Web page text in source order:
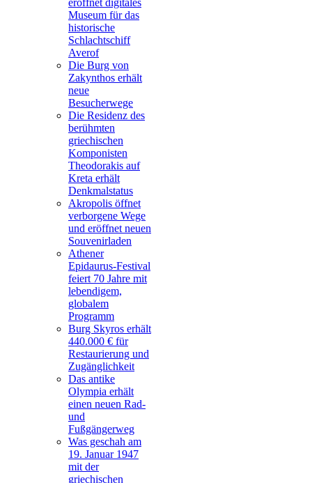
eröffnet digitales
Museum für das
historische
Schlachtschiff
Averof
Die Burg von
Zakynthos erhält
neue
Besucherwege
Die Residenz des
berühmten
griechischen
Komponisten
Theodorakis auf
Kreta erhält
Denkmalstatus
Akropolis öffnet
verborgene Wege
und eröffnet neuen
Souvenirladen
Athener
Epidaurus-Festival
feiert 70 Jahre mit
lebendigem,
globalem
Programm
Burg Skyros erhält
440.000 € für
Restaurierung und
Zugänglichkeit
Das antike
Olympia erhält
einen neuen Rad-
und
Fußgängerweg
Was geschah am
19. Januar 1947
mit der
griechischen